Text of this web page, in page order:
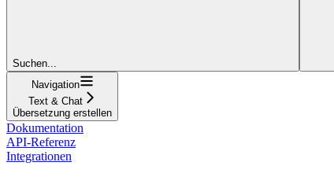
Suchen...
Navigation
Text & Chat
Übersetzung erstellen
Dokumentation
API-Referenz
Integrationen